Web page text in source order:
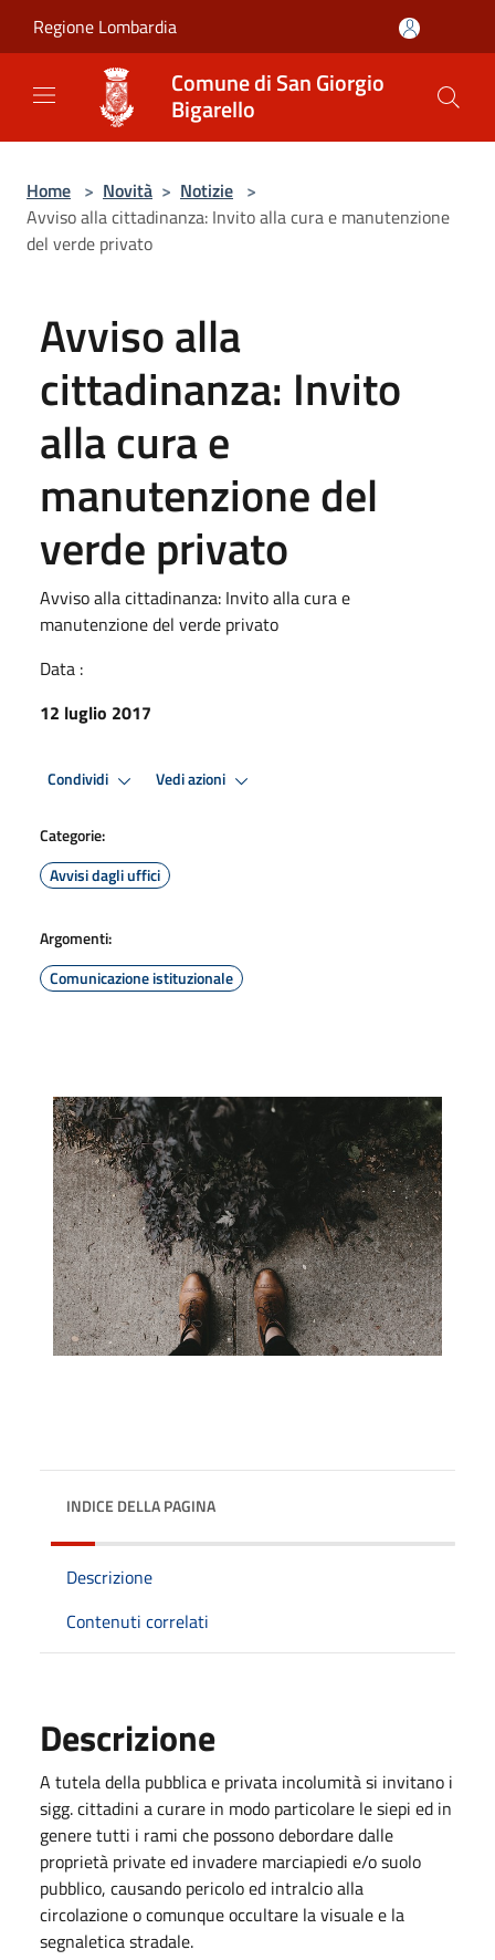
Regione Lombardia
Comune di San Giorgio
Bigarello
Home > Novità > Notizie >
Avviso alla cittadinanza: Invito alla cura e manutenzione
del verde privato
Avviso alla
cittadinanza: Invito
alla cura e
manutenzione del
verde privato
Avviso alla cittadinanza: Invito alla cura e
manutenzione del verde privato
Data :
12 luglio 2017
Condividi Vedi azioni
Categorie:
Avvisi dagli uffici
Argomenti:
Comunicazione istituzionale
INDICE DELLA PAGINA
Descrizione
Contenuti correlati
Descrizione
A tutela della pubblica e privata incolumità si invitano i
sigg. cittadini a curare in modo particolare le siepi ed in
genere tutti i rami che possono debordare dalle
proprietà private ed invadere marciapiedi e/o suolo
pubblico, causando pericolo ed intralcio alla
circolazione o comunque occultare la visuale e la
segnaletica stradale.